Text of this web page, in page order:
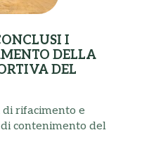
I
DELLA
DEL
rifacimento e
contenimento del